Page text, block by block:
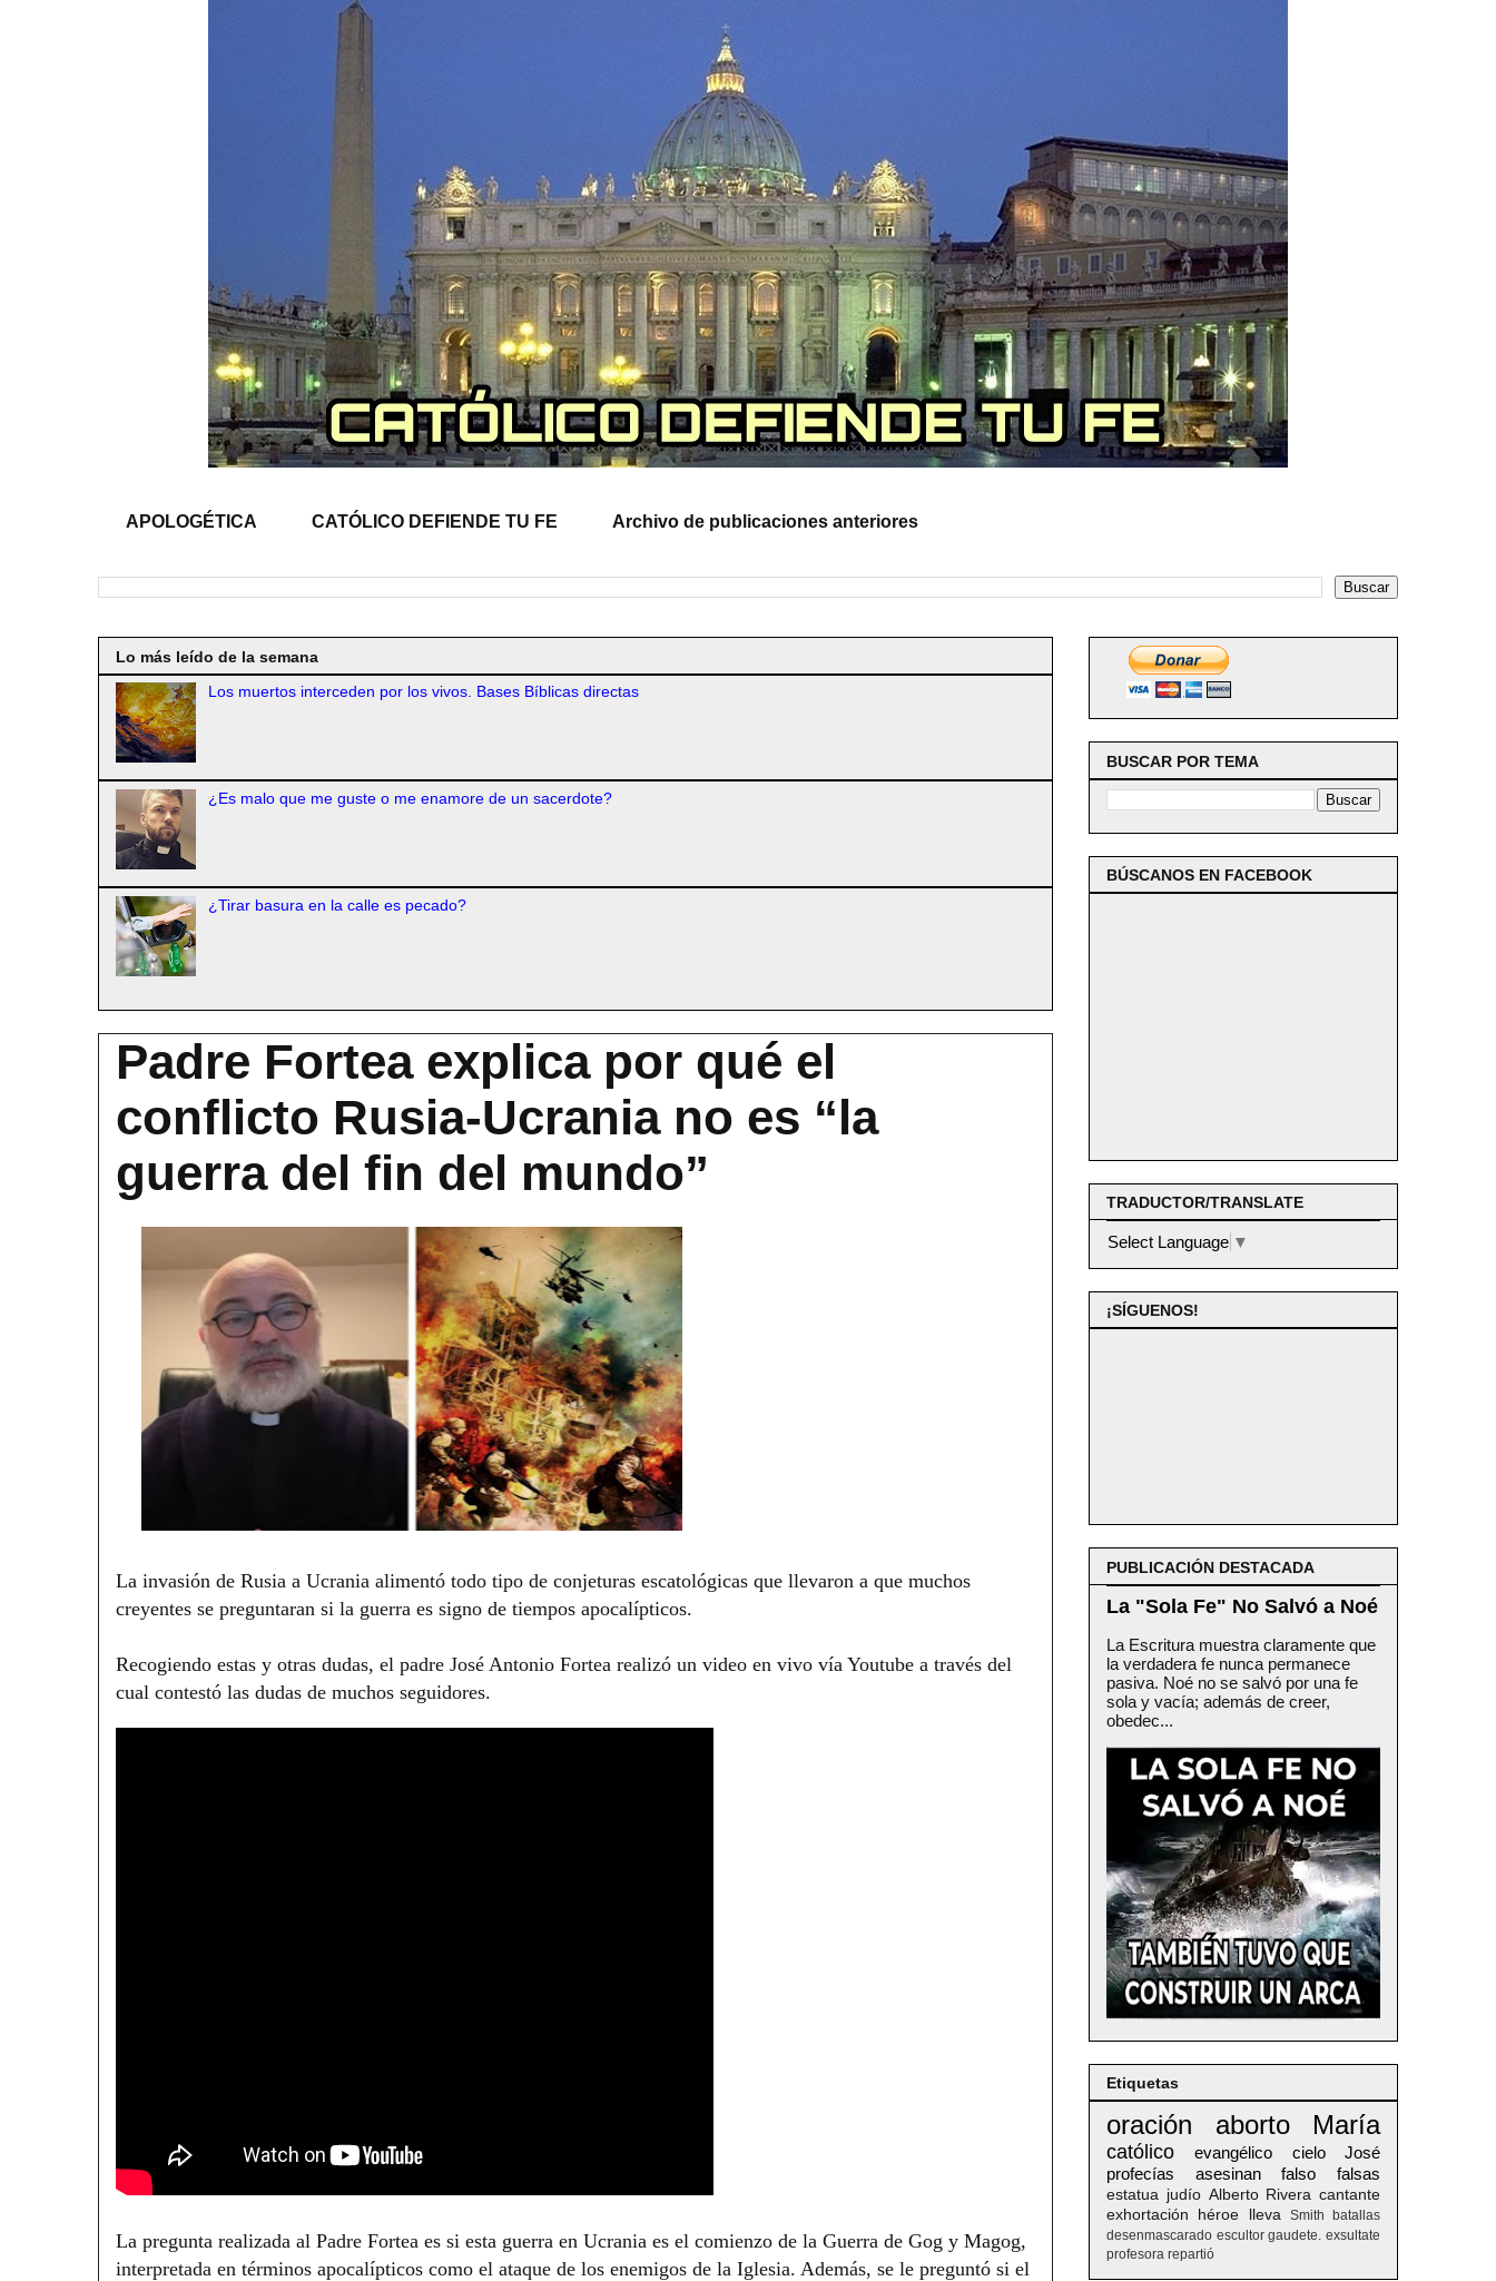
APOLOGÉTICA CATÓLICO DEFIENDE TU FE Archivo de publicaciones anteriores
Lo más leído de la semana
Los muertos interceden por los vivos. Bases Bíblicas directas
¿Es malo que me guste o me enamore de un sacerdote?
¿Tirar basura en la calle es pecado?
Padre Fortea explica por qué el
conflicto Rusia-Ucrania no es “la
guerra del fin del mundo”
La invasión de Rusia a Ucrania alimentó todo tipo de conjeturas escatológicas que llevaron a que muchos
creyentes se preguntaran si la guerra es signo de tiempos apocalípticos.
Recogiendo estas y otras dudas, el padre José Antonio Fortea realizó un video en vivo vía Youtube a través del
cual contestó las dudas de muchos seguidores.
La pregunta realizada al Padre Fortea es si esta guerra en Ucrania es el comienzo de la Guerra de Gog y Magog,
interpretada en términos apocalípticos como el ataque de los enemigos de la Iglesia. Además, se le preguntó si el
BUSCAR POR TEMA
BÚSCANOS EN FACEBOOK
TRADUCTOR/TRANSLATE
Select Language ▼
¡SÍGUENOS!
PUBLICACIÓN DESTACADA
La "Sola Fe" No Salvó a Noé
La Escritura muestra claramente que
la verdadera fe nunca permanece
pasiva. Noé no se salvó por una fe
sola y vacía; además de creer,
obedec...
Etiquetas
oración aborto María
católico evangélico cielo
José
profecías
asesinan falso falsas
estatua judío Alberto Rivera cantante
exhortación
héroe lleva Smith
batallas
desenmascarado escultor gaudete. exsultate
profesora repartió